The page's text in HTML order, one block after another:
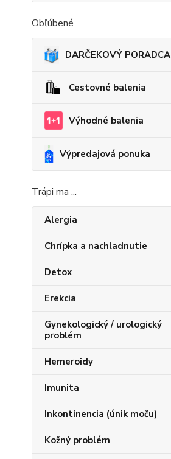
Obľúbené
DARČEKOVÝ PORADCA
Cestovné balenia
Výhodné balenia
Výpredajová ponuka
Trápi ma ...
Alergia
Chrípka a nachladnutie
Detox
Erekcia
Gynekologický / urologický
problém
Hemeroidy
Imunita
Inkontinencia (únik moču)
Kožný problém